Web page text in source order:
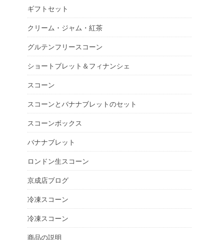
ギフトセット
クリーム・ジャム・紅茶
グルテンフリースコーン
ショートブレット＆フィナンシェ
スコーン
スコーンとバナナブレットのセット
スコーンボックス
バナナブレット
ロンドン生スコーン
京成店ブログ
冷凍スコーン
冷凍スコーン
商品の説明